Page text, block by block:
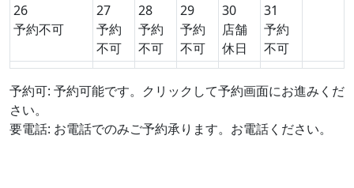
26
予約不可
27
予約
不可
28
予約
不可
29
予約
不可
30
店舗
休日
31
予約
不可
予約可: 予約可能です。クリックして予約画面にお進みくだ
さい。
要電話: お電話でのみご予約承ります。お電話ください。